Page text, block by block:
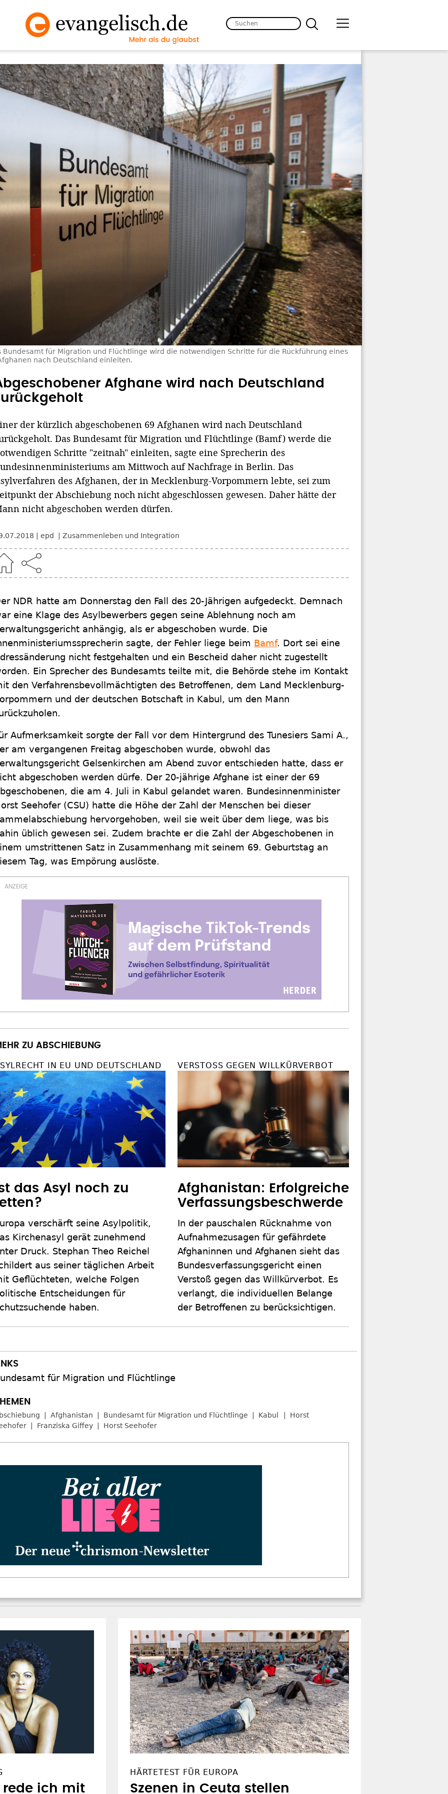
Bundesamt für Migration und Flüchtlinge wird die notwendigen Schritte für die Rückführung eines
nach Deutschland einleiten.
Afghane wird nach Deutschland
der kürzlich abgeschobenen 69 Afghanen wird nach Deutschland
Das Bundesamt für Migration und Flüchtlinge (Bamf) werde die
Schritte "zeitnah" einleiten, sagte eine Sprecherin des
am Mittwoch auf Nachfrage in Berlin. Das
des Afghanen, der in Mecklenburg-Vorpommern lebte, sei zum
der Abschiebung noch nicht abgeschlossen gewesen. Daher hätte der
nicht abgeschoben werden dürfen.
epd Zusammenleben und Integration
NDR hatte am Donnerstag den Fall des 20-Jährigen aufgedeckt. Demnach
eine Klage des Asylbewerbers gegen seine Ablehnung noch am
anhängig, als er abgeschoben wurde. Die
sagte, der Fehler liege beim Bamf. Dort sei eine
nicht festgehalten und ein Bescheid daher nicht zugestellt
Ein Sprecher des Bundesamts teilte mit, die Behörde stehe im Kontakt
den Verfahrensbevollmächtigten des Betroffenen, dem Land Mecklenburg-
und der deutschen Botschaft in Kabul, um den Mann
Aufmerksamkeit sorgte der Fall vor dem Hintergrund des Tunesiers Sami A.,
am vergangenen Freitag abgeschoben wurde, obwohl das
Gelsenkirchen am Abend zuvor entschieden hatte, dass er
abgeschoben werden dürfe. Der 20-jährige Afghane ist einer der 69
die am 4. Juli in Kabul gelandet waren. Bundesinnenminister
Seehofer (CSU) hatte die Höhe der Zahl der Menschen bei dieser
hervorgehoben, weil sie weit über dem liege, was bis
üblich gewesen sei. Zudem brachte er die Zahl der Abgeschobenen in
umstrittenen Satz in Zusammenhang mit seinem 69. Geburtstag an
Tag, was Empörung auslöste.
ZU ABSCHIEBUNG
IN EU UND DEUTSCHLAND
das Asyl noch zu
verschärft seine Asylpolitik,
Kirchenasyl gerät zunehmend
Druck. Stephan Theo Reichel
aus seiner täglichen Arbeit
Geflüchteten, welche Folgen
Entscheidungen für
haben.
VERSTOSS GEGEN WILLKÜRVERBOT
Afghanistan: Erfolgreiche
Verfassungsbeschwerde
In der pauschalen Rücknahme von
Aufnahmezusagen für gefährdete
Afghaninnen und Afghanen sieht das
Bundesverfassungsgericht einen
Verstoß gegen das Willkürverbot. Es
verlangt, die individuellen Belange
der Betroffenen zu berücksichtigen.
für Migration und Flüchtlinge
Afghanistan Bundesamt für Migration und Flüchtlinge Kabul
Horst
Franziska Giffey Horst Seehofer
rede ich mit
HÄRTETEST FÜR EUROPA
Szenen in Ceuta stellen